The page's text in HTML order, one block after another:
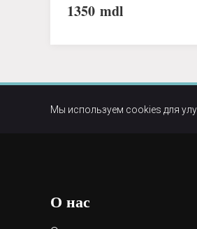
1350 mdl
Мы используем cookies для
О нас